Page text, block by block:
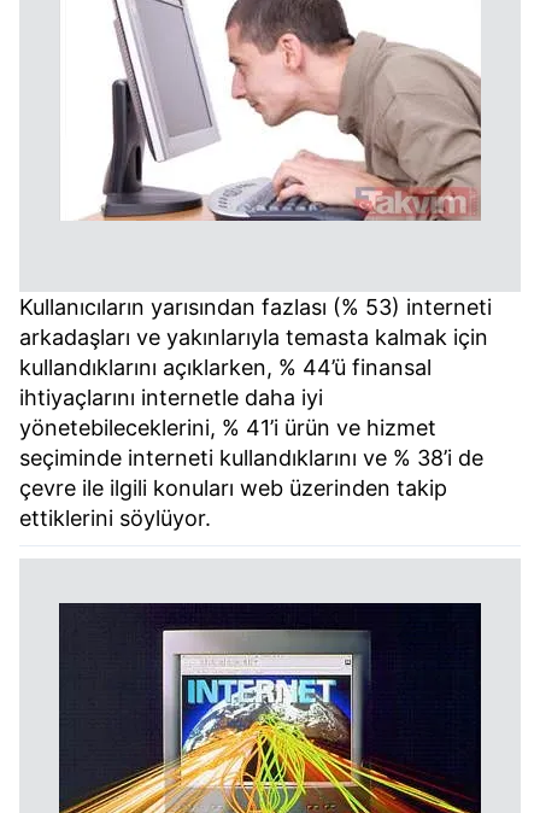
kullanılmaktadır. Bu çerezler vasıtasıyla çeşitli kişisel
verileriniz işlenmekte olup gerekli olan çerezler bilgi
toplumu hizmetlerinin sunulması amacıyla
kullanılmaktadır. Diğer çerezler, sitemizin daha işlevsel
kılınması ve kişiselleştirilmesi ve sizlere yönelik
reklam/pazarlama faaliyetlerinin yapılması, amaçlarıyla
sınırlı olarak açık rızanız dahilinde kullanılacaktır.
için Ayarlar butonuna tıklayabilir,Çerez Bilgilendirme
Metnimizi
ziyaret edebilirsiniz.
6698 sayılı Kişisel Verilerin Korunması Kanunu uyarınca
hazırlanmış Aydınlatma Metnimizi okumak ve sitemizde
ilgili mevzuata uygun olarak kullanılan çerezlerle ilgili bilgi
almak için lütfentıklayınız.
Kullanıcıların yarısından fazlası (% 53) interneti
arkadaşları ve yakınlarıyla temasta kalmak için
kullandıklarını açıklarken, % 44’ü finansal
ihtiyaçlarını internetle daha iyi
yönetebileceklerini, % 41’i ürün ve hizmet
seçiminde interneti kullandıklarını ve % 38’i de
çevre ile ilgili konuları web üzerinden takip
ettiklerini söylüyor.